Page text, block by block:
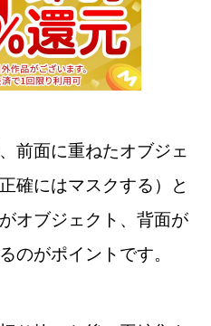
前面に重ねたオブジェ
確にはマスクする）と
オブジェクト、背面が
のがポイントです。